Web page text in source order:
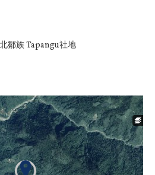
鄒族 Tapangu社地